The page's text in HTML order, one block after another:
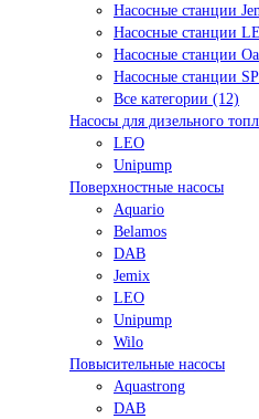
Насосные станции
Насосные станции
Насосные станции
Насосные станции
Все категории (12)
Насосы для дизельного
LEO
Unipump
Поверхностные насосы
Aquario
Belamos
DAB
Jemix
LEO
Unipump
Wilo
Повысительные насосы
Aquastrong
DAB